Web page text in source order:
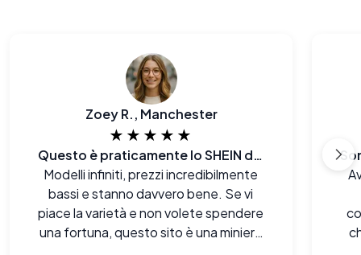
Zoey R., Manchester
★★★★★
Questo è praticamente lo SHEIN degli occhiali
Modelli infiniti, prezzi incredibilmente
bassi e stanno davvero bene. Se vi
piace la varietà e non volete spendere
una fortuna, questo sito è una miniera